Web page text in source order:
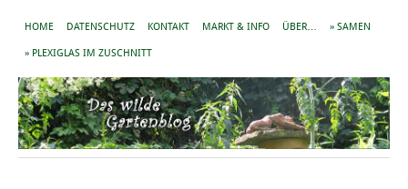
HOME DATENSCHUTZ KONTAKT MARKT & INFO ÜBER… » SAMEN
» PLEXIGLAS IM ZUSCHNITT